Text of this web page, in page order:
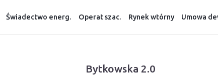
Świadectwo energ. Operat szac. Rynek wtórny Umowa
Bytkowska 2.0